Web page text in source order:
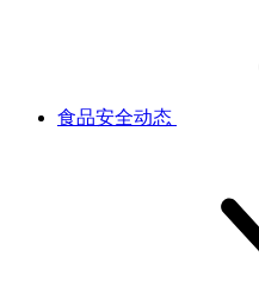
食品安全动态